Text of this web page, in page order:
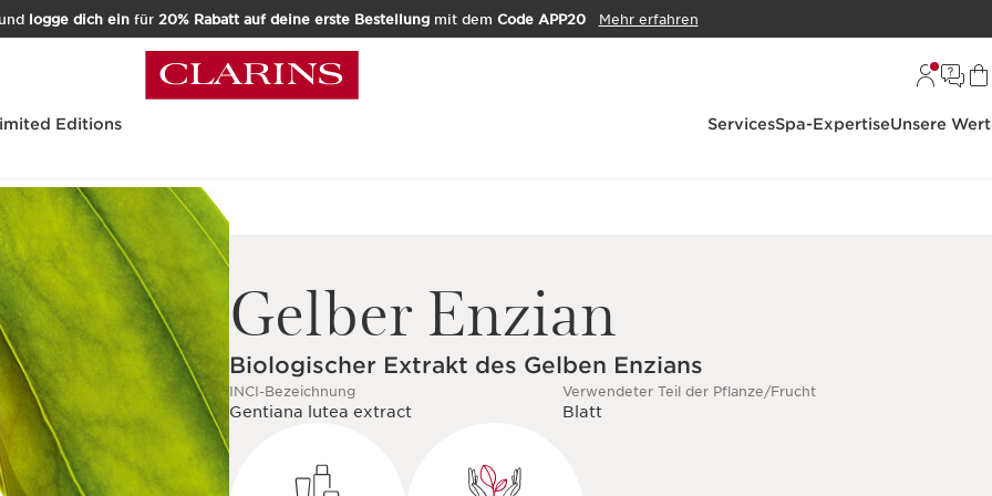
logge dich einfür 20% Rabatt auf deine erste Bestellungmit dem Code APP20 Mehr erfahren
Editions ServicesSpa-ExpertiseUnsere
Gelber Enzian
Biologischer Extrakt des Gelben Enzians
INCI-Bezeichnung
Gentiana lutea extract
Verwendeter Teil der Pflanze/Frucht
Blatt